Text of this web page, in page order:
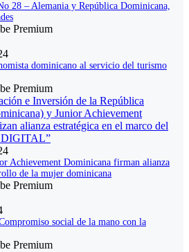
28 – Alemania y República Dominicana,
Premium
dominicano al servicio del turismo
Premium
Achievement Dominicana firman alianza
de la mujer dominicana
Premium
social de la mano con la
Premium